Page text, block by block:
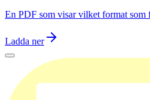
En PDF som visar vilket format
Ladda ner